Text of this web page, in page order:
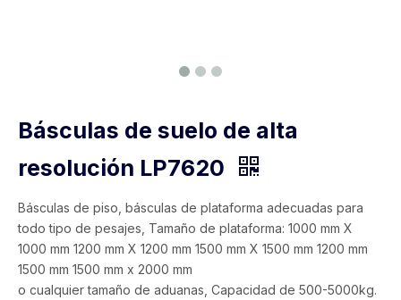
Básculas de suelo de alta
resolución LP7620
Básculas de piso, básculas de plataforma adecuadas para
todo tipo de pesajes, Tamaño de plataforma: 1000 mm X
1000 mm 1200 mm X 1200 mm 1500 mm X 1500 mm 1200 mm
1500 mm 1500 mm x 2000 mm
o cualquier tamaño de aduanas, Capacidad de 500-5000kg.